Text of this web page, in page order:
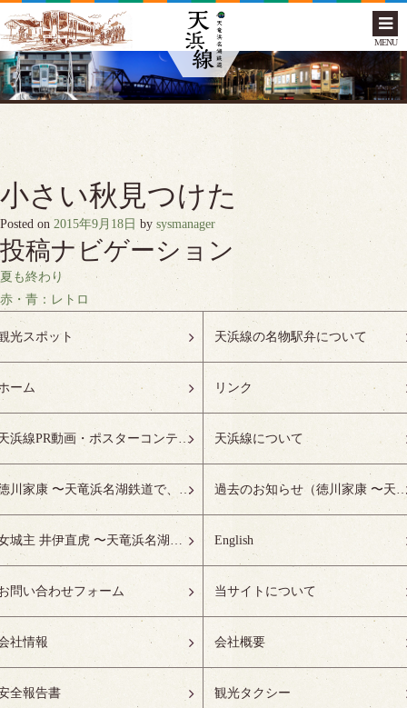
MENU
小さい秋見つけた
Posted on 2015年9月18日 by sysmanager
投稿ナビゲーション
夏も終わり
赤・青：レトロ
光スポット 天浜線の名物駅弁について
ーム リンク
天浜線PR動画・ポスターコンテスト受賞作品特設ページ 天浜線について
徳川家康 〜天竜浜名湖鉄道で、徳川ゆかりの地へ！〜 過去のお知らせ（徳川家康 〜天竜浜名湖鉄道で、
女城主 井伊直虎 〜天竜浜名湖鉄道で、井の国へ！〜 English
問い合わせフォーム 当サイトについて
社情報 会社概要
全報告書 観光タクシー